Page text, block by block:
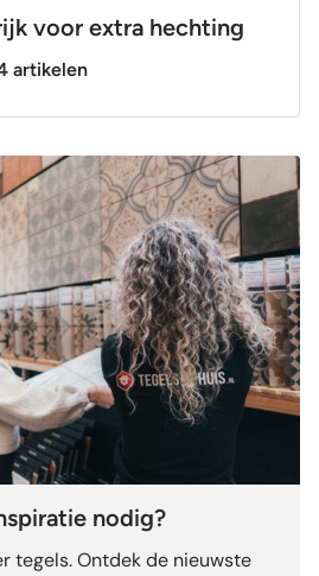
voor extra hechting
artikelen
nodig?
tegels. Ontdek de nieuwste